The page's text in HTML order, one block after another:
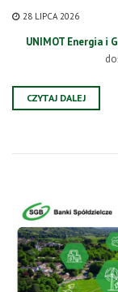
28 LIPCA 2026
UNIMOT Energia i
CZYTAJ DALEJ